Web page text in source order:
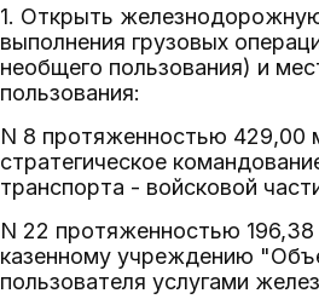
1. Открыть
выполнения грузовых
необщего пользования) и
пользования:
N 8 протяженностью
стратегическое
транспорта - войсковой
N 22 протяженностью
казенному учреждению
пользователя услугами